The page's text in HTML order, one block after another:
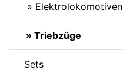
» Elektrolokomotiven
» Triebzüge
Sets